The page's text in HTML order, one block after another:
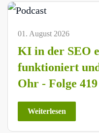
01. August 2026
KI in der SEO
funktioniert
Ohr - Folge 419
Weiterlesen